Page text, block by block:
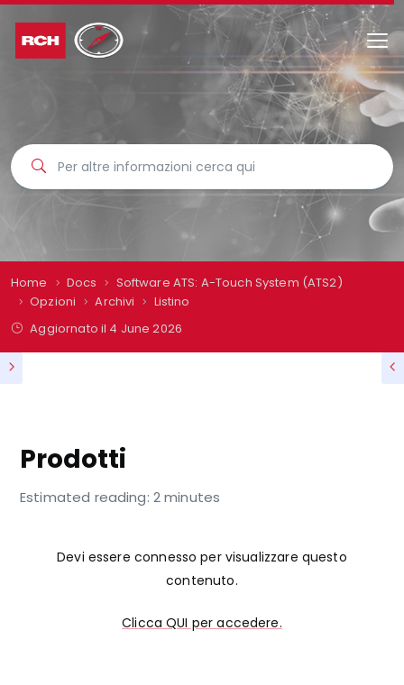
Home Docs
Software ATS: A-Touch System (ATS2)
Opzioni
Archivi
Listino
Aggiornato il 4 June 2026
Prodotti
Estimated reading: 2 minutes
Devi essere connesso per visualizzare questo
contenuto.
Clicca QUI per accedere.